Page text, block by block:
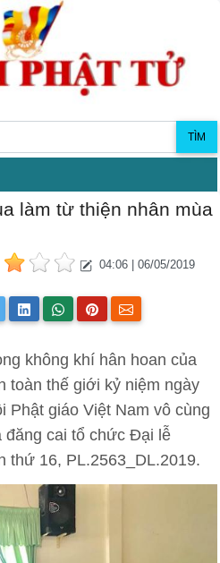
TÌM
làm từ thiện nhân mùa
04:06 | 06/05/2019
không khí hân hoan của
toàn thế giới kỷ niệm ngày
Phật giáo Việt Nam vô cùng
cai tổ chức Đại lễ
thứ 16, PL.2563_DL.2019.